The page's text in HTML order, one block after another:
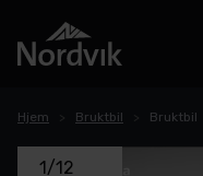
Hjem Bruktbil Bruktbil
1/12